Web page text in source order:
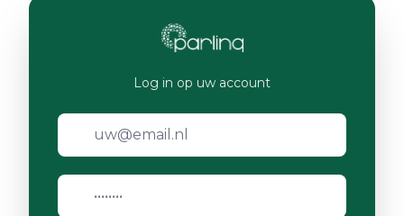
Log in op uw account